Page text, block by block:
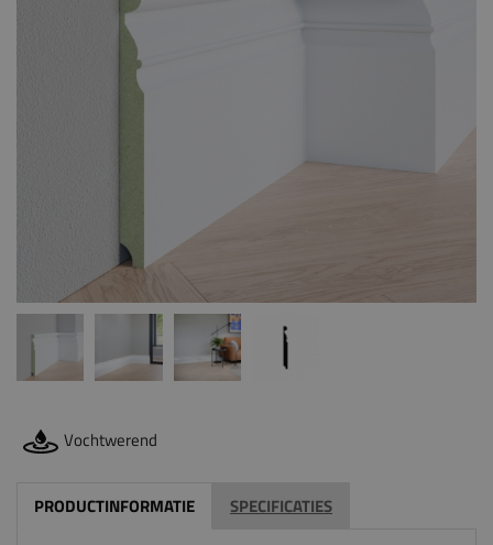
Vochtwerend
PRODUCTINFORMATIE SPECIFICATIES